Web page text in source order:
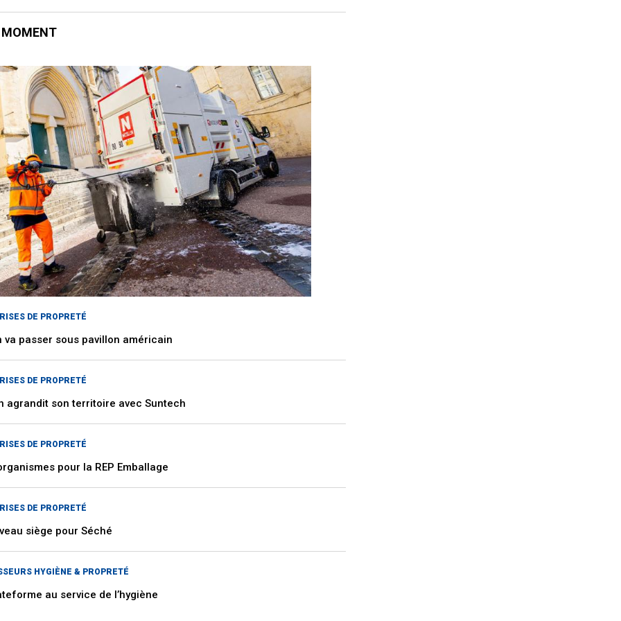
MOMENT
DE PROPRETÉ
va passer sous pavillon américain
DE PROPRETÉ
agrandit son territoire avec Suntech
DE PROPRETÉ
pour la REP Emballage
DE PROPRETÉ
siège pour Séché
HYGIÈNE & PROPRETÉ
au service de l’hygiène